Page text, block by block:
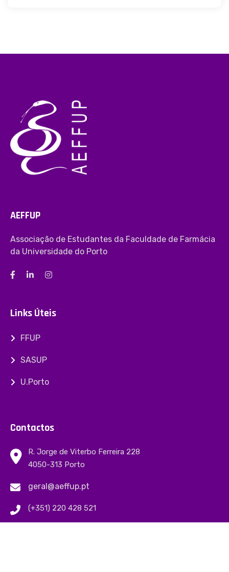
AEFFUP
Associação de Estudantes da Faculdade de Farmácia
da Universidade do Porto
Links Úteis
FFUP
SASUP
U.Porto
Contactos
R. Jorge de Viterbo Ferreira 228
4050-313 Porto
geral@aeffup.pt
(+351) 220 428 521